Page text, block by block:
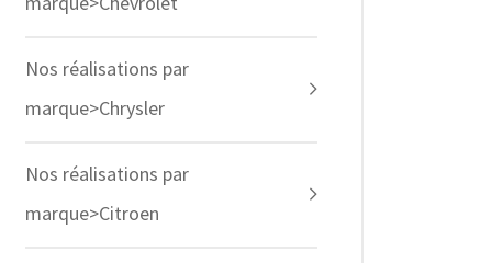
Nos réalisations par
marque>Chrysler
Nos réalisations par
marque>Citroen